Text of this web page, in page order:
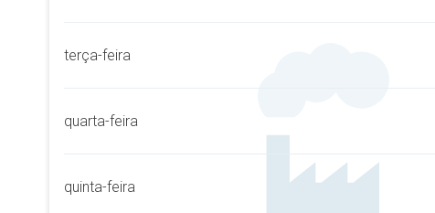
terça-feira
quarta-feira
quinta-feira